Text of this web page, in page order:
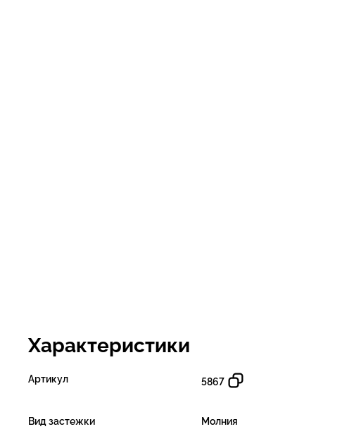
Характеристики
Артикул 5867
Вид застежки Молния